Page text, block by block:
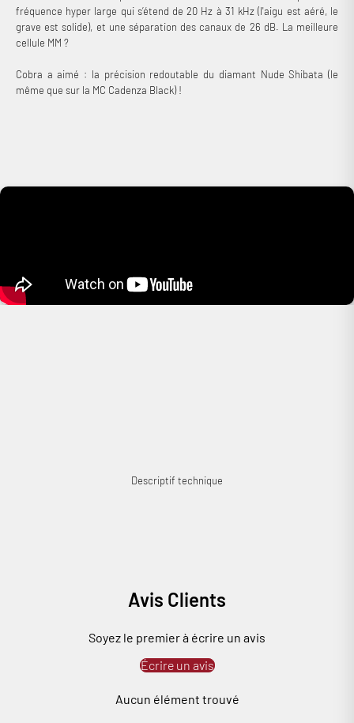
fréquence hyper large qui s’étend de 20 Hz à 31 kHz (l'aigu est aéré, le
grave est solide), et une séparation des canaux de 26 dB. La meilleure
cellule MM ?
Cobra a aimé : la précision redoutable du diamant Nude Shibata (le
même que sur la MC Cadenza Black) !
Descriptif technique
Avis Clients
Soyez le premier à écrire un avis
Écrire un avis
Aucun élément trouvé